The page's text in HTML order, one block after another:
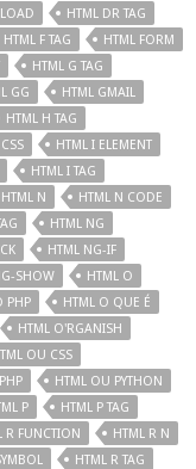
HTML DR TAG
HTML F TAG
HTML FORM
HTML G TAG
GG
HTML GMAIL
HTML H TAG
HTML I ELEMENT
HTML I TAG
HTML N
HTML N CODE
HTML NG
HTML NG-IF
SHOW
HTML O
PHP
HTML O QUE É
HTML O'RGANISH
OU CSS
HTML OU PYTHON
P
HTML P TAG
R FUNCTION
HTML R N
HTML R TAG